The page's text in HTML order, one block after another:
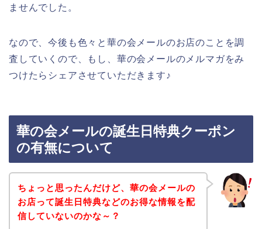
ませんでした。
なので、今後も色々と華の会メールのお店のことを調
査していくので、もし、華の会メールのメルマガをみ
つけたらシェアさせていただきます♪
華の会メールの誕生日特典クーポン
の有無について
ちょっと思ったんだけど、華の会メールの
お店って誕生日特典などのお得な情報を配
信していないのかな～？